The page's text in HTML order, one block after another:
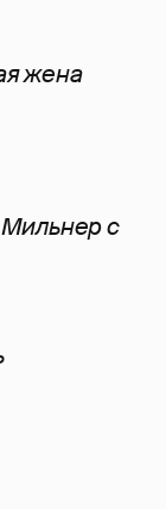
жена
с